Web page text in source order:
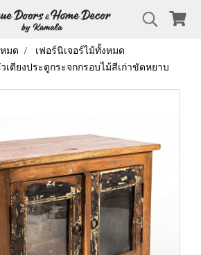
มด
เฟอร์นิเจอร์ไม้ทั้งหมด
เตียงประตูกระจกกรอบไม้สีเก่าขัดหยาบ